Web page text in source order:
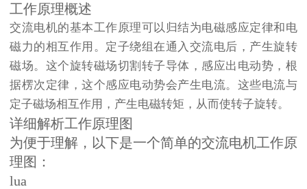
工作原理概述
交流电机的基本工作原理可以归结为电磁感应定律和电
磁力的相互作用。定子绕组在通入交流电后，产生旋转
磁场。这个旋转磁场切割转子导体，感应出电动势，根
据楞次定律，这个感应电动势会产生电流。这些电流与
定子磁场相互作用，产生电磁转矩，从而使转子旋转。
详细解析工作原理图
为便于理解，以下是一个简单的交流电机工作原
理图：
lua